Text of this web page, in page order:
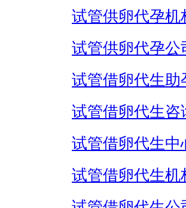
试管供卵代孕机
试管供卵代孕公
试管借卵代生助
试管借卵代生咨
试管借卵代生中
试管借卵代生机